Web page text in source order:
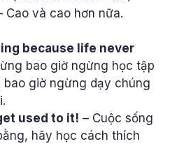
Cao và cao hơn nữa.
because life never
bao giờ ngừng học tập
giờ ngừng dạy chúng
used to it! – Cuộc sống
hãy học cách thích